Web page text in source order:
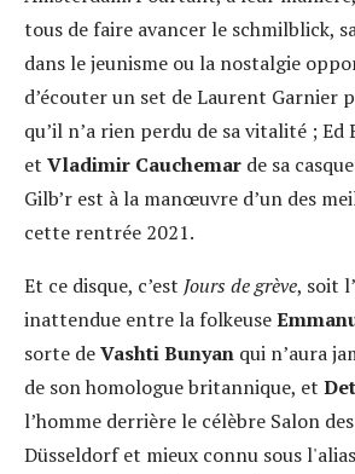
tous de faire avancer le schmilblick,
dans le jeunisme ou la nostalgie
d’écouter un set de Laurent Garnier
qu’il n’a rien perdu de sa vitalité ; Ed
et Vladimir Cauchemar de sa
Gilb’r est à la manœuvre d’un des
cette rentrée 2021.
Et ce disque, c’est Jours de grève, soit
inattendue entre la folkeuse
sorte deVashti Bunyan qui n’aura
de son homologue britannique, et
l’homme derrière le célèbre Salon
Düsseldorf et mieux connu sous l'alias